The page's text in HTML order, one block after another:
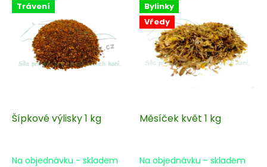
p Trávení
Šípkové výlisky 1 kg
Na objednávku - skladem
Bylinky
Vředy
Měsíček květ 1 kg
Na objednávku - skladem